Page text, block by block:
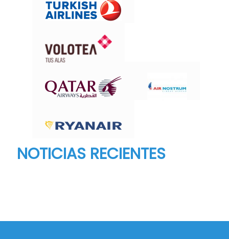
NOTICIAS RECIENTES